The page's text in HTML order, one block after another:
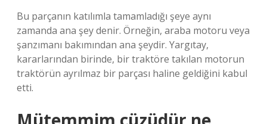
Bu parçanın katılımla tamamladığı şeye aynı
zamanda ana şey denir. Örneğin, araba motoru veya
şanzımanı bakımından ana şeydir. Yargıtay,
kararlarından birinde, bir traktöre takılan motorun
traktörün ayrılmaz bir parçası haline geldiğini kabul
etti.